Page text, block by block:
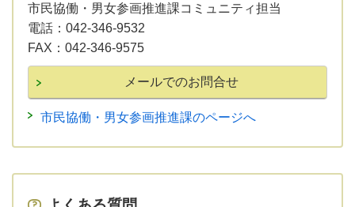
市民協働・男女参画推進課コミュニティ担当
電話： 042-346-9532
FAX： 042-346-9575
市民協働・男女参画推進課のページへ